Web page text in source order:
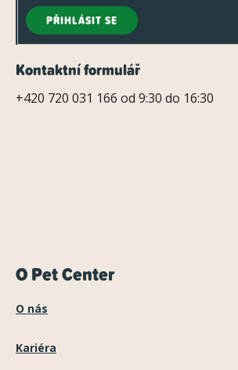
PŘIHLÁSIT SE
Kontaktní formulář
+420 720 031 166 od 9:30 do 16:30
O Pet Center
O nás
Kariéra